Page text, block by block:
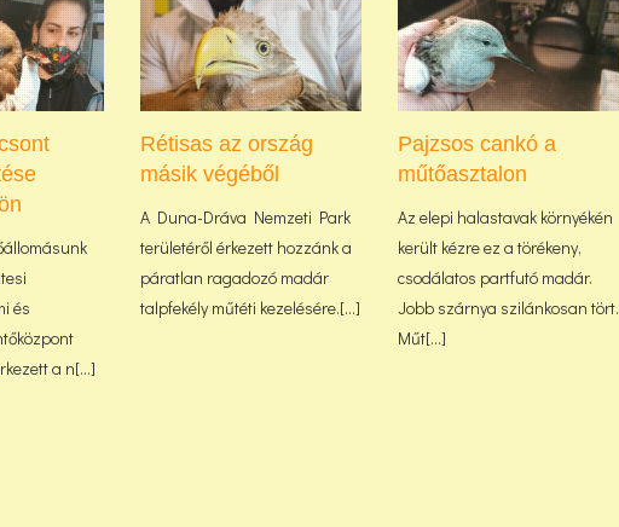
és
a n[...]
Rétisas az ország
másik végéből
A Duna-Dráva Nemzeti Park
területéről érkezett hozzánk a
páratlan ragadozó madár
talpfekély műtéti kezelésére.[...]
Pajzsos cankó a
műtőasztalon
Az elepi halastavak környékén
került kézre ez a törékeny,
csodálatos partfutó madár.
Jobb szárnya szilánkosan tört.
Műt[...]